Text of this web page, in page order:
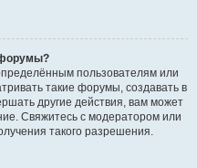
пользователям или
такие форумы, создавать в
другие действия, вам может
Свяжитесь с модератором или
такого разрешения.